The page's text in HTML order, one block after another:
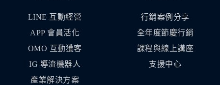
LINE 互動經營
APP 會員活化
OMO 互動獲客
IG 導流機器人
產業解決方案
行銷案例分享
全年度節慶行銷
課程與線上講座
支援中心